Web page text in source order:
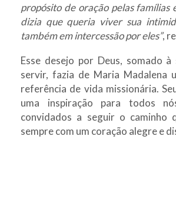
propósito de oração pelas famílias
dizia que queria viver sua
também em intercessão por eles”,
Esse desejo por Deus, somado à
servir, fazia de Maria Madalena
referência de vida missionária.
uma inspiração para todos
convidados a seguir o caminho
sempre com um coração alegre e